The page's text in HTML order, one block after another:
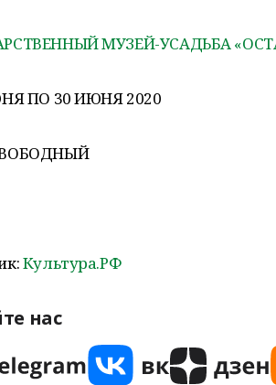
МУЗЕЙ-УСАДЬБА
ПО 30 ИЮНЯ 2020
Культура.РФ
нас